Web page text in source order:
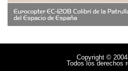
Cubanico´s -
Eurocopter EC-120B Colibrí de la
del Espacio de España
Copyright ©
Todos los derechos